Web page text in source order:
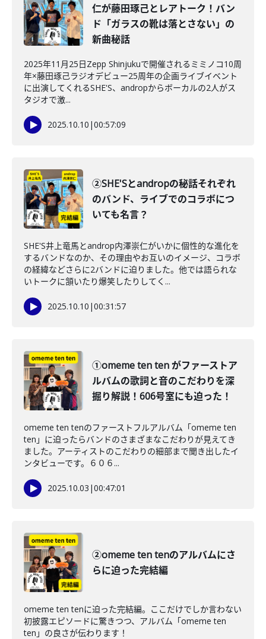
仁が藤田琢己とレアトーク！バン
ド「ガラスの靴は落とさない」の
新曲秘話
2025年11月25日Zepp Shinjukuで開催されるミミノコ10周
年×藤田琢己ラジオデビュー25周年の企画ライブイベント
に出演してくれるSHE'S、andropからボーカルの2人がス
タジオで激...
2025.10.10 |00:57:09
②SHE'Sとandropの秘話それぞれ
のバンド、ライブでのコラボにつ
いても名言？
SHE'S井上竜馬とandrop内澤崇仁がいかに個性的な進化を
するバンドなのか、その理由やお互いのイメージ、コラボ
の経緯などさらに2バンドに迫りました。他では語られな
いトークに頷いたり爆笑したりしてく...
2025.10.10 |00:31:57
①omeme ten ten がファーストア
ルバムの歌詞と音のこだわりを深
掘り解説！606号室にも迫った！
omeme ten tenのファーストフルアルバム「omeme ten
ten」に迫ったらバンドのさまざまなこだわりが見えてき
ました。アーティストのこだわりの細部まで聞き出したイ
ンタビューです。６０６...
2025.10.03 |00:47:01
②omeme ten tenのアルバムにさ
らに迫った完結編
omeme ten tenに迫った完結編。ここだけでしか言わない
初披露エピソードに驚きつつ、アルバム「omeme ten
ten」の良さが伝わります！